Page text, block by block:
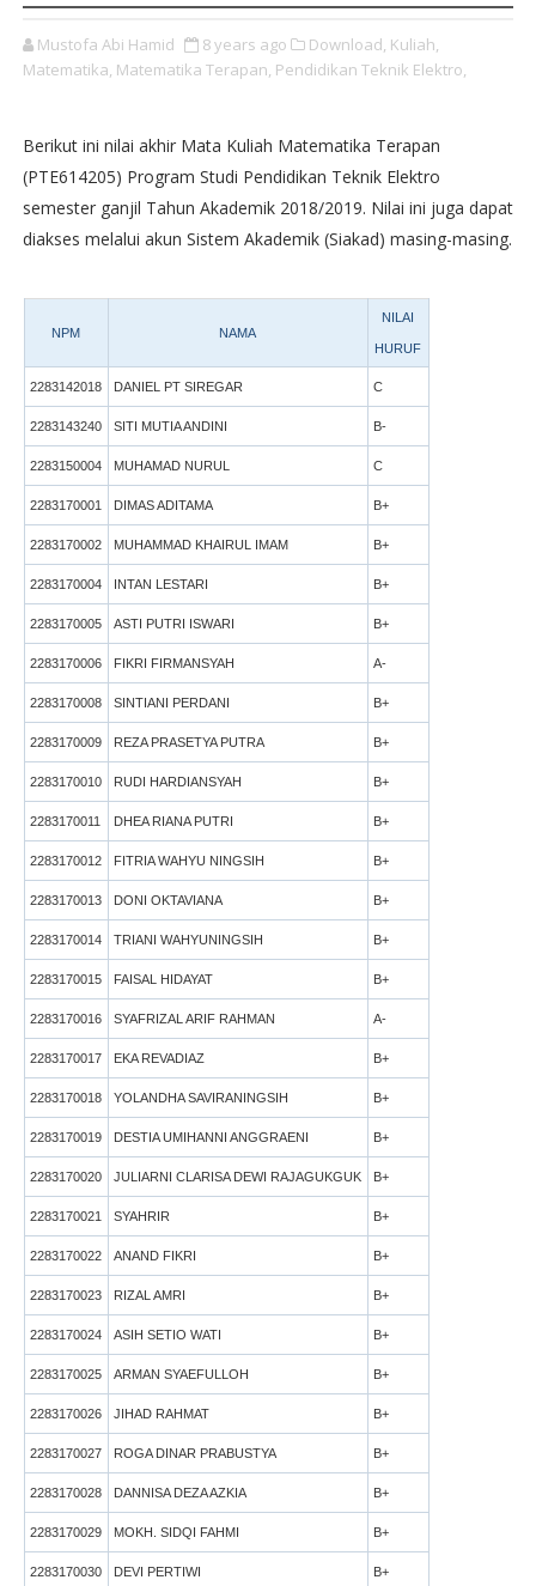
Mustofa Abi Hamid 8 years ago Download, Kuliah,
Matematika, Matematika Terapan, Pendidikan Teknik Elektro,
Berikut ini nilai akhir Mata Kuliah Matematika Terapan
(PTE614205) Program Studi Pendidikan Teknik Elektro
semester ganjil Tahun Akademik 2018/2019. Nilai ini juga dapat
diakses melalui akun Sistem Akademik (Siakad) masing-masing.
NPM NAMA
NILAI
HURUF
2283142018 DANIEL PT SIREGAR C
2283143240 SITI MUTIA ANDINI B-
2283150004 MUHAMAD NURUL C
2283170001 DIMAS ADITAMA B+
2283170002 MUHAMMAD KHAIRUL IMAM B+
2283170004 INTAN LESTARI B+
2283170005 ASTI PUTRI ISWARI B+
2283170006 FIKRI FIRMANSYAH A-
2283170008 SINTIANI PERDANI B+
2283170009 REZA PRASETYA PUTRA B+
2283170010 RUDI HARDIANSYAH B+
2283170011 DHEA RIANA PUTRI B+
2283170012 FITRIA WAHYU NINGSIH B+
2283170013 DONI OKTAVIANA B+
2283170014 TRIANI WAHYUNINGSIH B+
2283170015 FAISAL HIDAYAT B+
2283170016 SYAFRIZAL ARIF RAHMAN A-
2283170017 EKA REVADIAZ B+
2283170018 YOLANDHA SAVIRANINGSIH B+
2283170019 DESTIA UMIHANNI ANGGRAENI B+
2283170020 JULIARNI CLARISA DEWI RAJAGUKGUK B+
2283170021 SYAHRIR B+
2283170022 ANAND FIKRI B+
2283170023 RIZAL AMRI B+
2283170024 ASIH SETIO WATI B+
2283170025 ARMAN SYAEFULLOH B+
2283170026 JIHAD RAHMAT B+
2283170027 ROGA DINAR PRABUSTYA B+
2283170028 DANNISA DEZA AZKIA B+
2283170029 MOKH. SIDQI FAHMI B+
2283170030 DEVI PERTIWI B+